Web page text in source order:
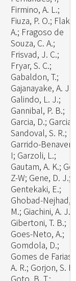
Firmino, A. L.;
Fiuza, P. O.;
A.; Fragoso de
Souza, C. A.;
Frisvad, J. C.;
Fryar, S. C.;
Gabaldon, T.;
Gajanayake, A. J.;
Galindo, L. J.;
Gannibal, P. B.;
Garcia, D.; Garcia-
Sandoval, S. R.;
Garrido-
I; Garzoli, L.;
Gautam, A. K.; Ge,
Z-W; Gene, D. J.;
Gentekaki, E.;
Ghobad-Nejhad,
M.; Giachini, A. J.;
Gibertoni, T. B.;
Goes-Neto, A.;
Gomdola, D.;
Gomes de Farias,
A. R.; Gorjon, S.
Goto, B. T.;